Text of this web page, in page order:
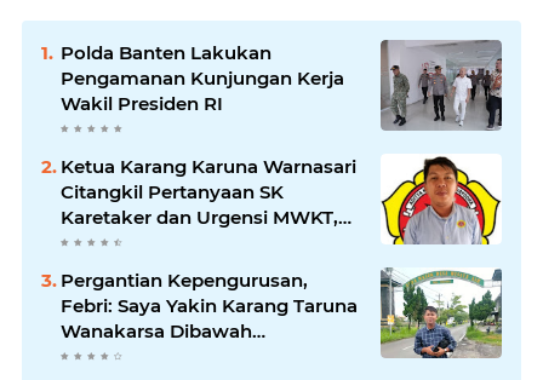
Polda Banten Lakukan
Pengamanan Kunjungan Kerja
Wakil Presiden RI
Ketua Karang Karuna Warnasari
Citangkil Pertanyaan SK
Karetaker dan Urgensi MWKT,
Saat Suasana Berduka
Pergantian Kepengurusan,
Febri: Saya Yakin Karang Taruna
Wanakarsa Dibawah
Kepemimpinan Bung Entus